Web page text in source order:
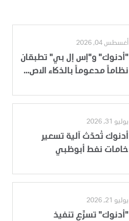
أغسطس 04, 2026
"أدنوك" و"إس إل بي" تطبقان
نظاماً مدعوماً بالذكاء الاص...
يوليو 31, 2026
أدنوك تُحدّث آلية تسعير
خامات نفط أبوظبي
يوليو 21, 2026
"أدنوك" تسرِّع تنفيذ